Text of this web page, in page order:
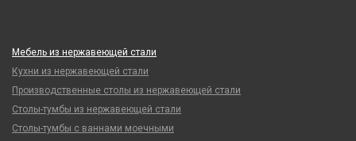
Мебель из нержавеющей стали
Кухни из нержавеющей стали
Производственные столы из нержавеющей стали
Столы-тумбы из нержавеющей стали
Столы-тумбы с ваннами моечными